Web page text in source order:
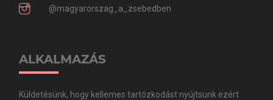
@magyarorszag_a_zsebedben
ALKALMAZÁS
Küldetésünk, hogy kellemes tartózkodást nyújtsunk ezért